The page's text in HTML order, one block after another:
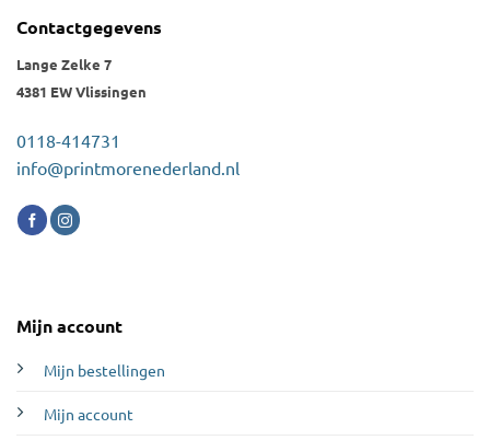
Contactgegevens
Lange Zelke 7
4381 EW Vlissingen
0118-414731
info@printmorenederland.nl
Mijn account
Mijn bestellingen
Mijn account